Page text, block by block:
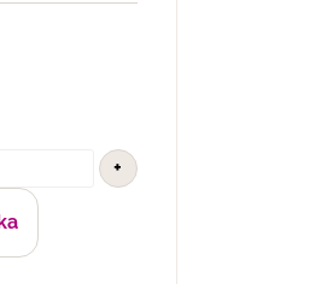
+